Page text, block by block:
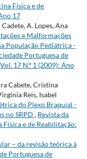
Física e de
17
A. Lopes, Ana
e Malformações
População Pediátrica -
Portuguesa de
17 N.º 1 (2009): Ano
Cabete, Cristina
Reis, Isabel
do Plexo Braquial -
no SRPD , Revista da
Física e de Reabilitação:
– da revisão teórica à
Portuguesa de